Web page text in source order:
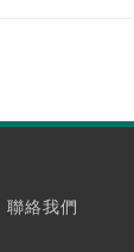
聯絡我們